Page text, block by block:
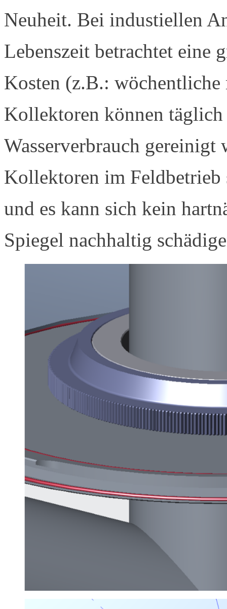
Neuheit. Bei industiellen
Lebenszeit betrachtet eine
Kosten (z.B.:
Kollektoren können
Wasserverbrauch gereinigt
Kollektoren im
und es kann sich kein
Spiegel nachhaltig